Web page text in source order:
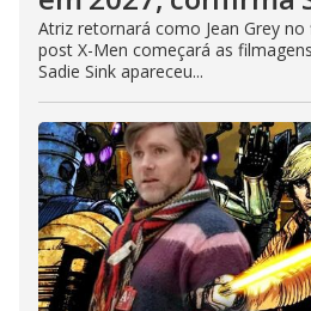
Atriz retornará como Jean Grey
post X-Men começará as
Sadie Sink apareceu...